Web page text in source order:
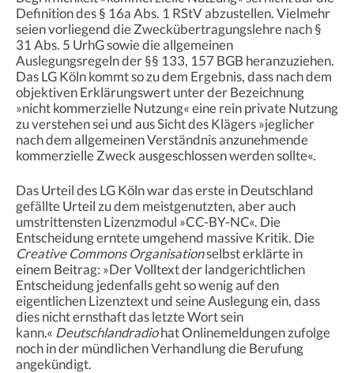
Definition des § 16a Abs. 1 RStV abzustellen. Vielmehr
seien vorliegend die Zweckübertragungslehre nach §
31 Abs. 5 UrhG sowie die allgemeinen
Auslegungsregeln der §§ 133, 157 BGB heranzuziehen.
Das LG Köln kommt so zu dem Ergebnis, dass nach dem
objektiven Erklärungswert unter der Bezeichnung
»nicht kommerzielle Nutzung« eine rein private Nutzung
zu verstehen sei und aus Sicht des Klägers »jeglicher
nach dem allgemeinen Verständnis anzunehmende
kommerzielle Zweck ausgeschlossen werden sollte«.
Das Urteil des LG Köln war das erste in Deutschland
gefällte Urteil zu dem meistgenutzten, aber auch
umstrittensten Lizenzmodul »CC-BY-NC«. Die
Entscheidung erntete umgehend massive Kritik. Die
Creative Commons Organisationselbst erklärte in
einem Beitrag: »Der Volltext der landgerichtlichen
Entscheidung jedenfalls geht so wenig auf den
eigentlichen Lizenztext und seine Auslegung ein, dass
dies nicht ernsthaft das letzte Wort sein
kann.« Deutschlandradiohat Onlinemeldungen zufolge
noch in der mündlichen Verhandlung die Berufung
angekündigt.